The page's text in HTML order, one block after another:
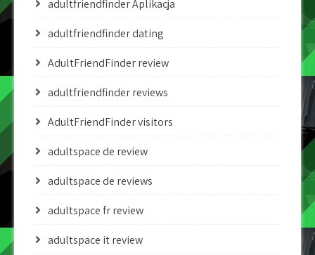
adultfriendfinder Aplikacja
adultfriendfinder dating
AdultFriendFinder review
adultfriendfinder reviews
AdultFriendFinder visitors
adultspace de review
adultspace de reviews
adultspace fr review
adultspace it review